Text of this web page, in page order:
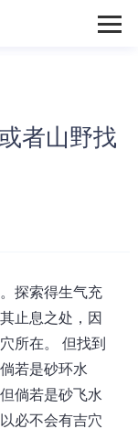
者山野找
探索得生气充
止息之处，因
所在。 但找到
若是砂环水
倘若是砂飞水
必不会有吉穴